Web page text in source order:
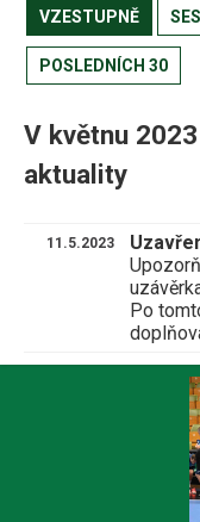
VZESTUPNĚ
POSLEDNÍCH 30
V květnu
aktuality
11.5.2023
Po